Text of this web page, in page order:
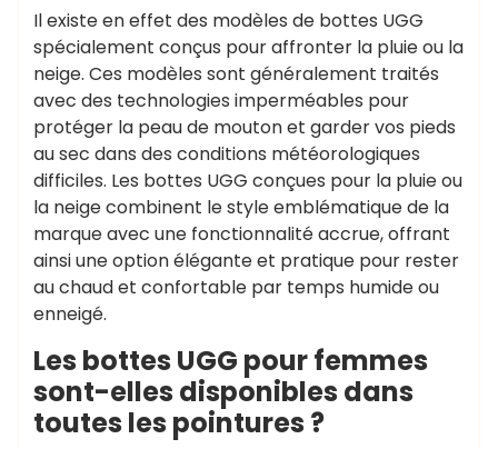
Il existe en effet des modèles de bottes UGG
spécialement conçus pour affronter la pluie ou la
neige. Ces modèles sont généralement traités
avec des technologies imperméables pour
protéger la peau de mouton et garder vos pieds
au sec dans des conditions météorologiques
difficiles. Les bottes UGG conçues pour la pluie ou
la neige combinent le style emblématique de la
marque avec une fonctionnalité accrue, offrant
ainsi une option élégante et pratique pour rester
au chaud et confortable par temps humide ou
enneigé.
Les bottes UGG pour femmes
sont-elles disponibles dans
toutes les pointures ?